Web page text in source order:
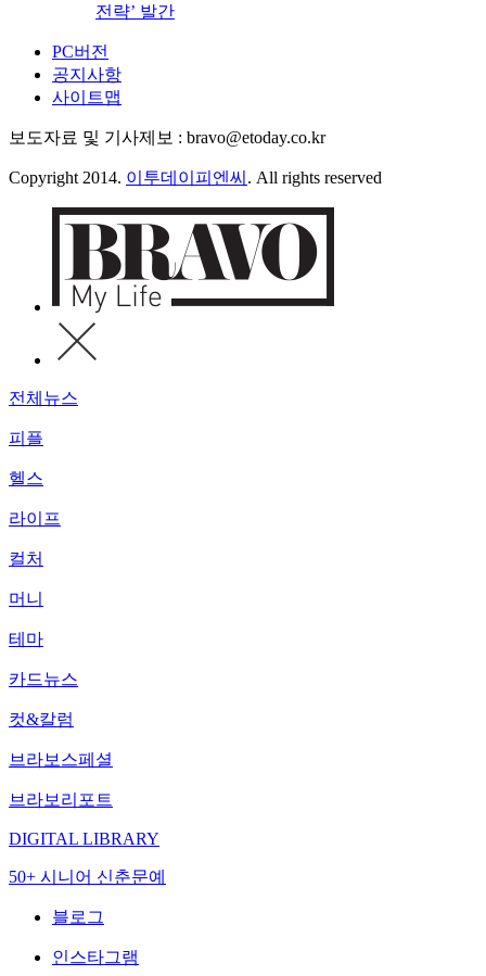
전략’ 발간
PC버전
공지사항
사이트맵
보도자료 및 기사제보 : bravo@etoday.co.kr
Copyright 2014. 이투데이피엔씨 . All rights reserved
전체뉴스
피플
헬스
라이프
컬처
머니
테마
카드뉴스
컷&칼럼
브라보스페셜
브라보리포트
DIGITAL LIBRARY
50+ 시니어 신춘문예
블로그
인스타그램